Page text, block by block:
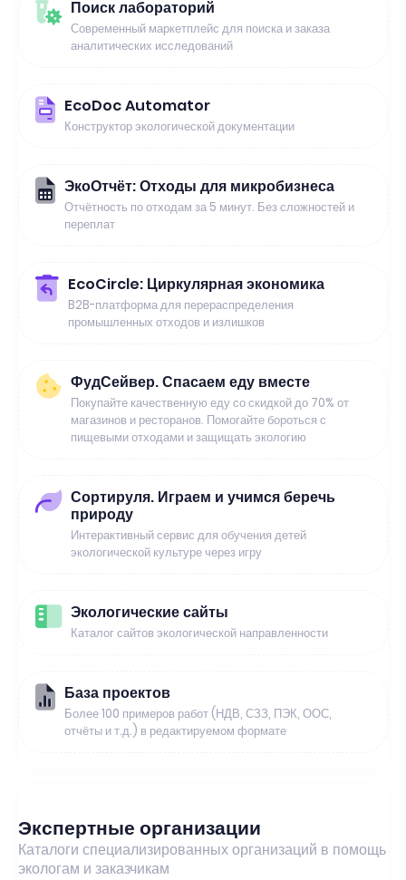
Поиск лабораторий
Современный маркетплейс для поиска и заказа
аналитических исследований
EcoDoc Automator
Конструктор экологической документации
ЭкоОтчёт: Отходы для микробизнеса
Отчётность по отходам за 5 минут. Без сложностей и
переплат
EcoCircle: Циркулярная экономика
B2B-платформа для перераспределения
промышленных отходов и излишков
ФудСейвер. Спасаем еду вместе
Покупайте качественную еду со скидкой до 70% от
магазинов и ресторанов. Помогайте бороться с
пищевыми отходами и защищать экологию
Сортируля. Играем и учимся беречь
природу
Интерактивный сервис для обучения детей
экологической культуре через игру
Экологические сайты
Каталог сайтов экологической направленности
База проектов
Более 100 примеров работ (НДВ, СЗЗ, ПЭК, ООС,
отчёты и т.д.) в редактируемом формате
Экспертные организации
Каталоги специализированных организаций в помощь
экологам и заказчикам